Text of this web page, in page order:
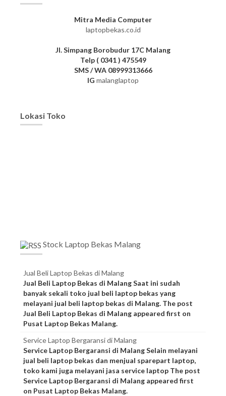
Mitra Media Computer
laptopbekas.co.id
Jl. Simpang Borobudur 17C Malang
Telp ( 0341 ) 475549
SMS / WA 08999313666
IG malanglaptop
Lokasi Toko
Stock Laptop Bekas Malang
Jual Beli Laptop Bekas di Malang
Jual Beli Laptop Bekas di Malang Saat ini sudah
banyak sekali toko jual beli laptop bekas yang
melayani jual beli laptop bekas di Malang. The post
Jual Beli Laptop Bekas di Malang appeared first on
Pusat Laptop Bekas Malang.
Service Laptop Bergaransi di Malang
Service Laptop Bergaransi di Malang Selain melayani
jual beli laptop bekas dan menjual sparepart laptop,
toko kami juga melayani jasa service laptop The post
Service Laptop Bergaransi di Malang appeared first
on Pusat Laptop Bekas Malang.